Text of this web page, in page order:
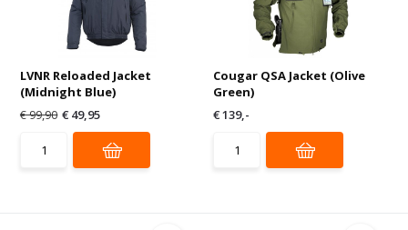
LVNR Reloaded Jacket
(Midnight Blue)
€ 99,90 € 49,95
Cougar QSA Jacket (Olive
Green)
€ 139,-